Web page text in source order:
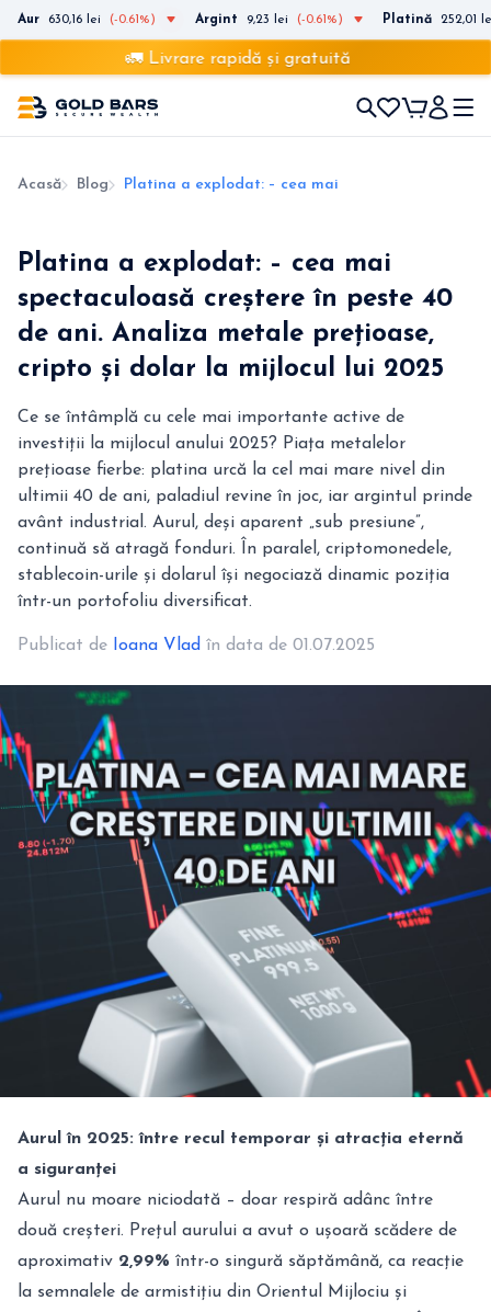
Aur 630,16 lei (-0.61%) Argint 9,23 lei (-0.61%) Platină 252,01
🚛 Livrare rapidă și gratuită
Acasă Blog Platina a explodat: – cea mai spectaculoasă
Platina a explodat: – cea mai
spectaculoasă creștere în peste 40
de ani. Analiza metale prețioase,
cripto și dolar la mijlocul lui 2025
Ce se întâmplă cu cele mai importante active de
investiții la mijlocul anului 2025? Piața metalelor
prețioase fierbe: platina urcă la cel mai mare nivel din
ultimii 40 de ani, paladiul revine în joc, iar argintul prinde
avânt industrial. Aurul, deși aparent „sub presiune”,
continuă să atragă fonduri. În paralel, criptomonedele,
stablecoin-urile și dolarul își negociază dinamic poziția
într-un portofoliu diversificat.
Publicat de Ioana Vlad în data de 01.07.2025
Aurul în 2025: între recul temporar și atracția eternă
a siguranței
Aurul nu moare niciodată – doar respiră adânc între
două creșteri. Prețul aurului a avut o ușoară scădere de
aproximativ 2,99% într-o singură săptămână, ca reacție
la semnalele de armistițiu din Orientul Mijlociu și